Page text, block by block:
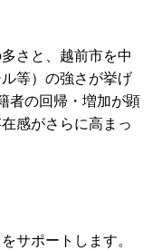
さと、越前市を中
等）の強さが挙げ
者の回帰・増加が顕
感がさらに高まっ
サポートします。